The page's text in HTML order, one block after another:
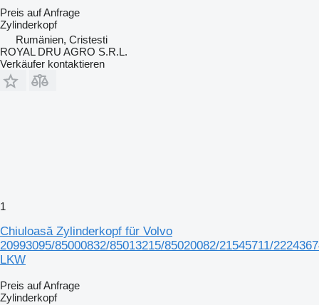
Preis auf Anfrage
Zylinderkopf
Rumänien, Cristesti
ROYAL DRU AGRO S.R.L.
Verkäufer kontaktieren
1
Chiuloasă Zylinderkopf für Volvo
20993095/85000832/85013215/85020082/21545711/
LKW
Preis auf Anfrage
Zylinderkopf